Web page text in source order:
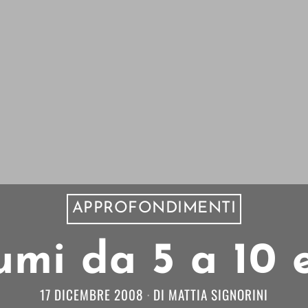
APPROFONDIMENTI
da 5 a 10
17 DICEMBRE 2008 DI MATTIA SIGNORINI